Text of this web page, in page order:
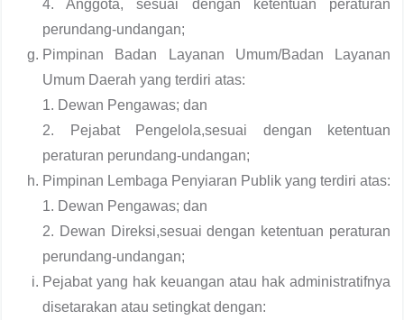
4. Anggota, sesuai dengan ketentuan peraturan
perundang-undangan;
Pimpinan Badan Layanan Umum/Badan Layanan
Umum Daerah yang terdiri atas:
1. Dewan Pengawas; dan
2. Pejabat Pengelola,sesuai dengan ketentuan
peraturan perundang-undangan;
Pimpinan Lembaga Penyiaran Publik yang terdiri atas:
1. Dewan Pengawas; dan
2. Dewan Direksi,sesuai dengan ketentuan peraturan
perundang-undangan;
Pejabat yang hak keuangan atau hak administratifnya
disetarakan atau setingkat dengan: